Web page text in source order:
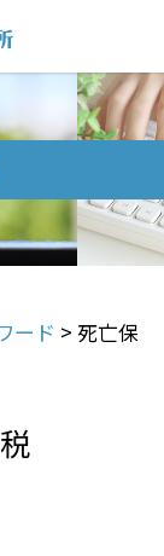
ード > 死亡保